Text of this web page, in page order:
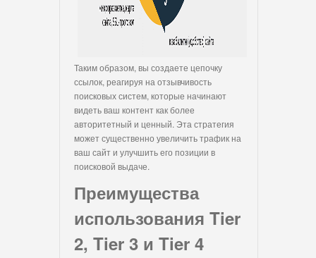
Таким образом, вы создаете цепочку
ссылок, реагируя на отзывчивость
поисковых систем, которые начинают
видеть ваш контент как более
авторитетный и ценный. Эта стратегия
может существенно увеличить трафик на
ваш сайт и улучшить его позиции в
поисковой выдаче.
Преимущества
использования Tier
2, Tier 3 и Tier 4